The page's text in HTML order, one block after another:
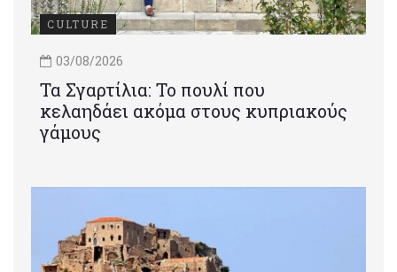
CULTURE
03/08/2026
Τα Σγαρτίλια: Το πουλί που
κελαηδάει ακόμα στους κυπριακούς
γάμους